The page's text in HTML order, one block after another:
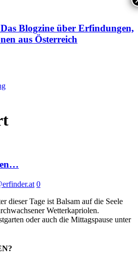
Blogzine über Erfindungen,
aus Österreich
0
dieser Tage ist Balsam auf die Seele
Wetterkapriolen.
oder auch die Mittagspause unter